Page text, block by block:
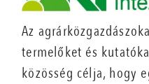
Az
termelőket és
közösség célja, hogy